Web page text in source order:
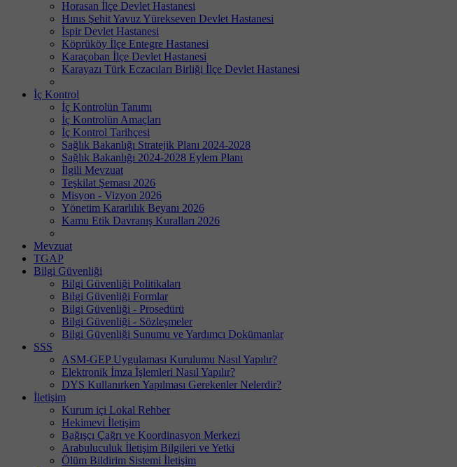
Horasan İlçe Devlet Hastanesi
Hınıs Şehit Yavuz Yürekseven Devlet Hastanesi
İspir Devlet Hastanesi
Köprüköy İlçe Entegre Hastanesi
Karaçoban İlçe Devlet Hastanesi
Karayazı Türk Eczacıları Birliği İlçe Devlet Hastanesi
İç Kontrol
İç Kontrolün Tanımı
İç Kontrolün Amaçları
İç Kontrol Tarihçesi
Sağlık Bakanlığı Stratejik Planı 2024-2028
Sağlık Bakanlığı 2024-2028 Eylem Planı
İlgili Mevzuat
Teşkilat Şeması 2026
Misyon - Vizyon 2026
Yönetim Kararlılık Beyanı 2026
Kamu Etik Davranış Kuralları 2026
Mevzuat
TGAP
Bilgi Güvenliği
Bilgi Güvenliği Politikaları
Bilgi Güvenliği Formlar
Bilgi Güvenliği - Prosedürü
Bilgi Güvenliği - Sözleşmeler
Bilgi Güvenliği Sunumu ve Yardımcı Dokümanlar
SSS
ASM-GEP Uygulaması Kurulumu Nasıl Yapılır?
Elektronik İmza İşlemleri Nasıl Yapılır?
DYS Kullanırken Yapılması Gerekenler Nelerdir?
İletişim
Kurum içi Lokal Rehber
Hekimevi İletişim
Bağışçı Çağrı ve Koordinasyon Merkezi
Arabuluculuk İletişim Bilgileri ve Yetki
Ölüm Bildirim Sistemi İletişim